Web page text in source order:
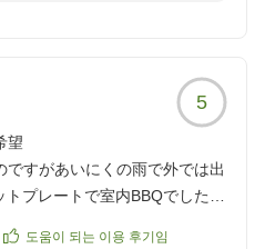
掃の徹底とメンテナンスの見
、お客様のご期待に沿えず、
ましたこと、深くお詫び申し
摯に受け止め、快適な空間を
5
望
ですがあいにくの雨で外では出
プレートで室内BBQでした!
도움이 되는 이용 후기임